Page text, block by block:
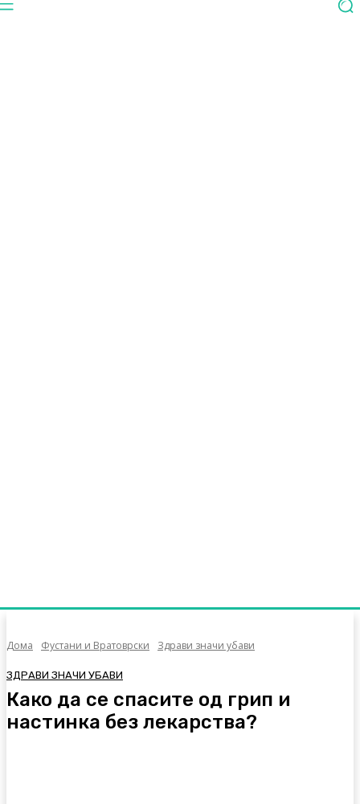
Дома Фустани и Вратоврски Здрави значи убави
ЗДРАВИ ЗНАЧИ УБАВИ
Како да се спасите од грип и
настинка без лекарства?